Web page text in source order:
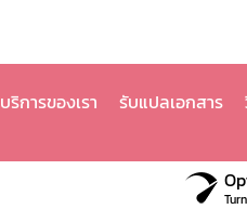
บริการของเรา รับแปลเอกสาร